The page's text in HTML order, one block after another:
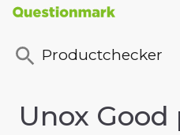
Productchecker
Unox